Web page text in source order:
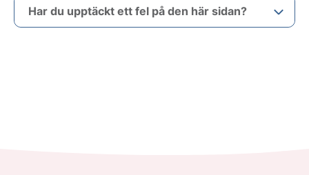
Har du upptäckt ett fel på den här sidan?